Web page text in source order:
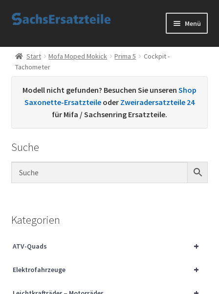
Zur
Zum
Menü
Start
AGB
Datenschutzerklärung
Kontakt
Sachs Ersatzteile
Über uns
Start Mofa Moped Mokick Prima 5
Cockpit -
Tachometer
Modell nicht gefunden? Besuchen Sie unseren Shop
Saxonette-Ersatzteile oder Zweiradersatzteile 24
für Mifa / Sachsenring Ersatzteile.
Suche
Kategorien
+
ATV-Quads
+
Elektrofahrzeuge